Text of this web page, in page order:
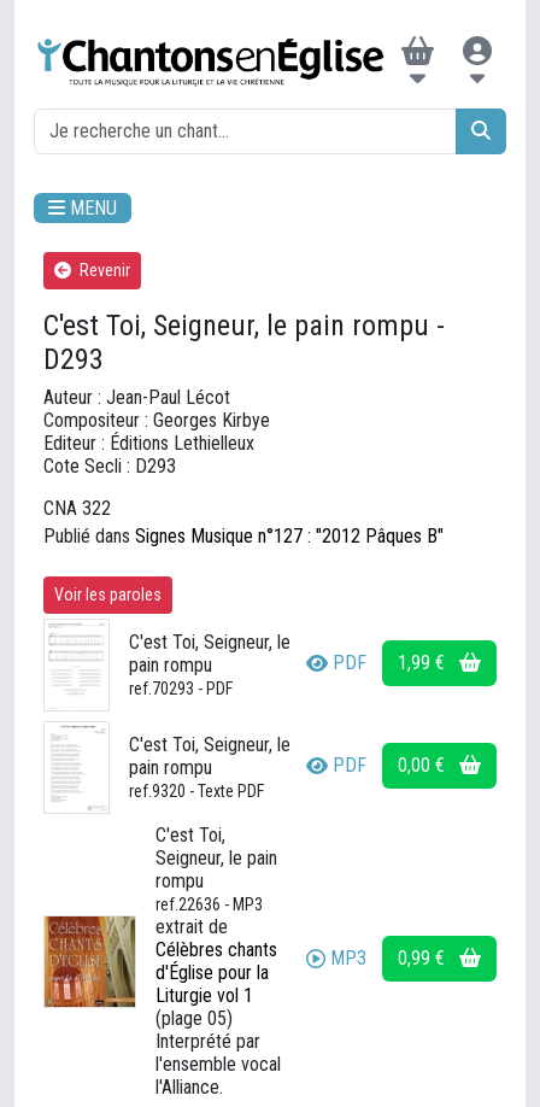
MENU
Revenir
C'est Toi, Seigneur, le pain rompu -
D293
Auteur : Jean-Paul Lécot
Compositeur : Georges Kirbye
Editeur : Éditions Lethielleux
Cote Secli : D293
CNA 322
Publié dans Signes Musique n°127 : "2012 Pâques B"
Voir les paroles
C'est Toi, Seigneur, le
pain rompu
ref.70293 - PDF
PDF 1,99 €
C'est Toi, Seigneur, le
pain rompu
ref.9320 - Texte PDF
PDF 0,00 €
C'est Toi,
Seigneur, le pain
rompu
ref.22636 - MP3
extrait de
Célèbres chants
d'Église pour la
Liturgie vol 1
(plage 05)
Interprété par
l'ensemble vocal
l'Alliance.
MP3 0,99 €